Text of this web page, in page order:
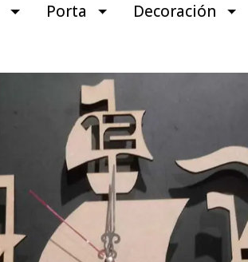
Porta Decoración